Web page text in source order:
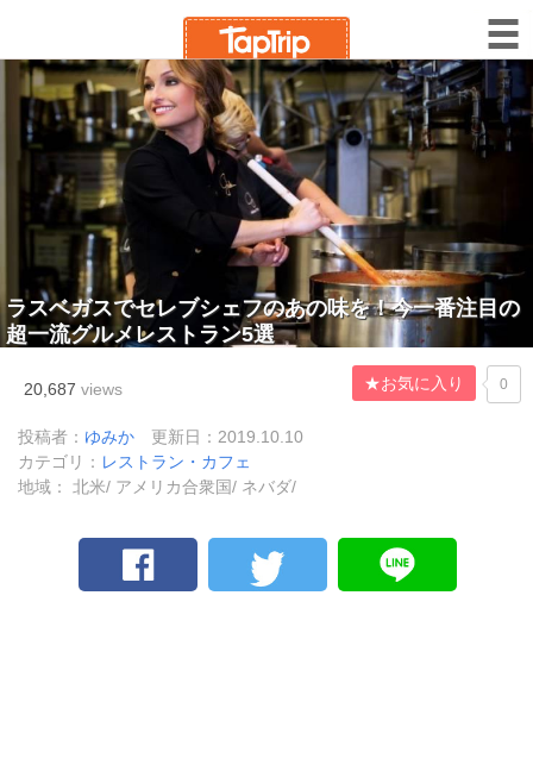
ラスベガスでセレブシェフのあの味を！今一番注目の
超一流グルメレストラン5選
20,687 views ★お気に入り 0
投稿者： ゆみか
更新日：2019.10.10
カテゴリ： レストラン・カフェ
地域： 北米/ アメリカ合衆国/ ネバダ/